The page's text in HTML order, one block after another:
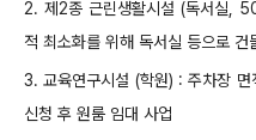
2. 제2종 근린생활시설 (독서실,
적 최소화를 위해 독서실 등으로
3. 교육연구시설 (학원) : 주차장
신청 후 원룸 임대 사업